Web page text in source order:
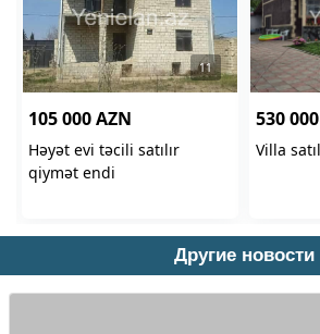
Другие новости